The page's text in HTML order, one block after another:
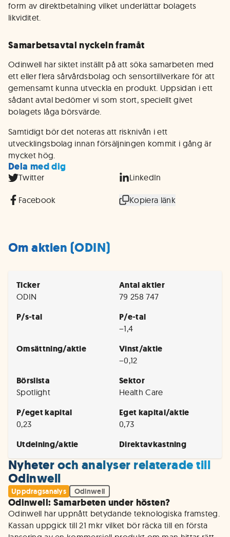
form av direktbetalning vilket underlättar bolagets
likviditet.
Samarbetsavtal nyckeln framåt
Odinwell har siktet inställt på att söka samarbeten med
ett eller flera sårvårdsbolag och sensortillverkare för att
gemensamt kunna utveckla en produkt. Uppsidan i ett
sådant avtal bedömer vi som stort, speciellt givet
bolagets låga börsvärde.
Samtidigt bör det noteras att risknivån i ett
utvecklingsbolag innan försäljningen kommit i gång är
mycket hög.
Dela med dig
Twitter LinkedIn
Facebook Kopiera länk
Om aktien (ODIN)
Ticker
ODIN
Antal aktier
79 258 747
P/s-tal P/e-tal
−1,4
Omsättning/aktie Vinst/aktie
−0,12
Börslista
Spotlight
Sektor
Health Care
P/eget kapital
0,23
Eget kapital/aktie
0,73
Utdelning/aktie Direktavkastning
Nyheter och analyser relaterade till
Odinwell
Uppdragsanalys Odinwell
Odinwell: Samarbeten under hösten?
Odinwell har uppnått betydande teknologiska framsteg.
Kassan uppgick till 21 mkr vilket bör räcka till en första